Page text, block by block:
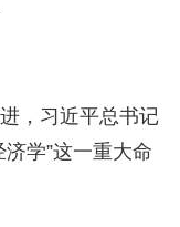
，习近平总书记
学”这一重大命